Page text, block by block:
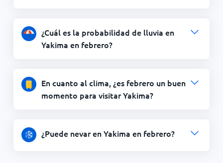
¿Cuál es la probabilidad de lluvia en
Yakima en febrero?
En cuanto al clima, ¿es febrero un buen
momento para visitar Yakima?
¿Puede nevar en Yakima en febrero?